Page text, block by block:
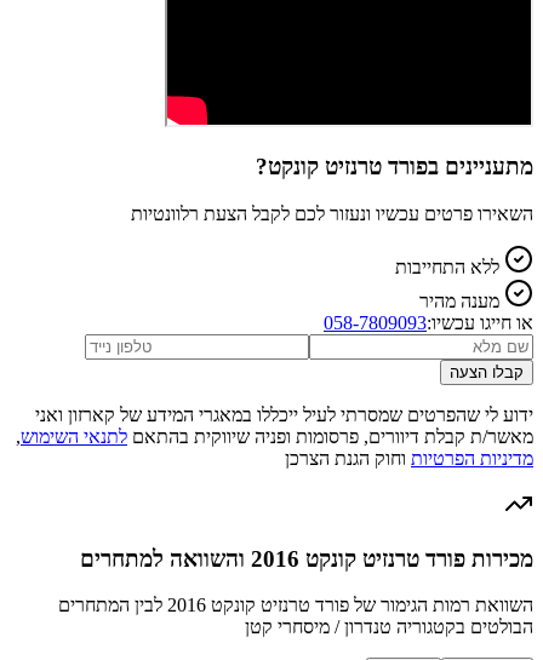
מתעניינים בפורד טרנזיט קונקט?
השאירו פרטים עכשיו ונעזור לכם לקבל הצעת רלוונטיות
ללא התחייבות
מענה מהיר
או חייגו עכשיו:058-7809093
קבלו הצעה
ידוע לי שהפרטים שמסרתי לעיל ייכללו במאגרי המידע של קארזון ואני
מאשר/ת קבלת דיוורים, פרסומות ופניה שיווקית בהתאם לתנאי השימוש,
מדיניות הפרטיות וחוק הגנת הצרכן
מכירות פורד טרנזיט קונקט 2016 והשוואה למתחרים
השוואת רמות הגימור של פורד טרנזיט קונקט 2016 לבין המתחרים
הבולטים בקטגוריה טנדרון / מיסחרי קטן